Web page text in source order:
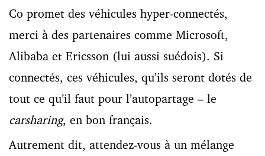
Co promet des véhicules hyper-connectés,
merci à des partenaires comme Microsoft,
Alibaba et Ericsson (lui aussi suédois). Si
connectés, ces véhicules, qu’ils seront dotés de
tout ce qu’il faut pour l’autopartage – le
carsharing, en bon français.
Autrement dit, attendez-vous à un mélange